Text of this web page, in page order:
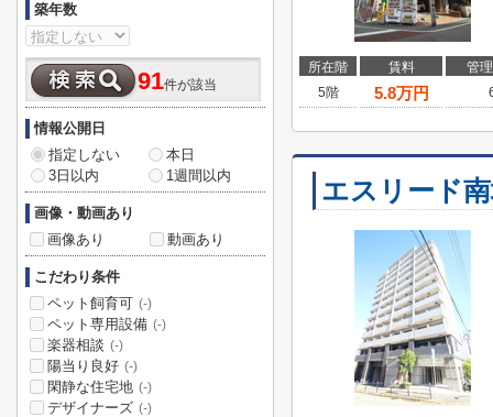
所在階 賃料
管
5階
5.8万円
エスリード
築年数
91件が該当
情報公開日
指定しない
本日
3日以内
1週間以内
画像・動画あり
画像あり
動画あり
こだわり条件
ペット飼育可 (-)
ペット専用設備 (-)
楽器相談 (-)
陽当り良好 (-)
閑静な住宅地 (-)
デザイナーズ (-)